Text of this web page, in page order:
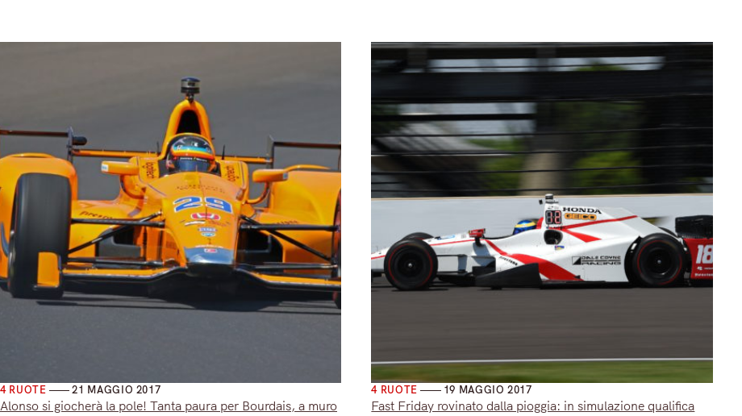
4 RUOTE 21 MAGGIO 2017
Alonso si giocherà la pole! Tanta paura per Bourdais, a muro
4 RUOTE 19 MAGGIO 2017
Fast Friday rovinato dalla pioggia: in simulazione qualifica